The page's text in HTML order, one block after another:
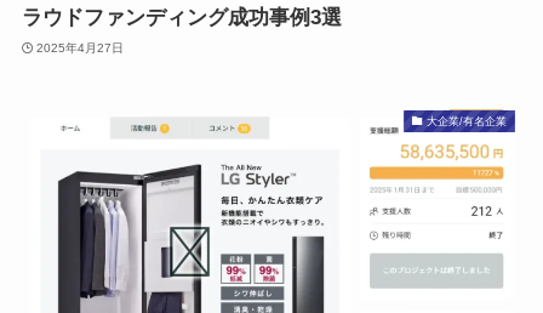
ラウドファンディング成功事例3選
2025年4月27日
大企業/有名企業